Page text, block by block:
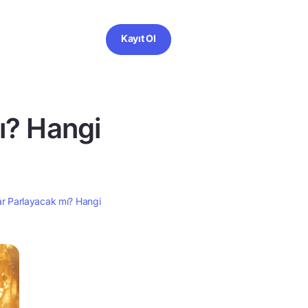
Kayıt Ol
Hangi
Parlayacak mı? Hangi